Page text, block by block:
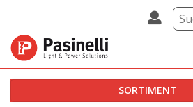
SORTIMENT